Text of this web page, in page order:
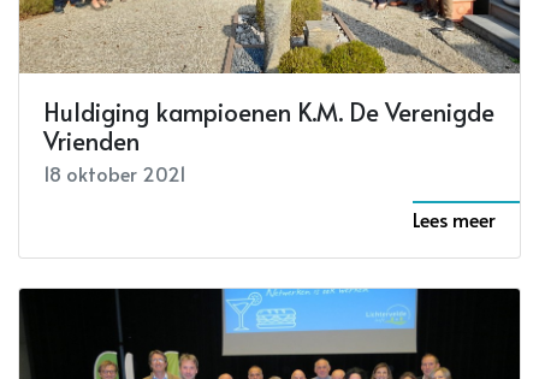
Huldiging kampioenen K.M. De Verenigde
Vrienden
18 oktober 2021
Lees meer